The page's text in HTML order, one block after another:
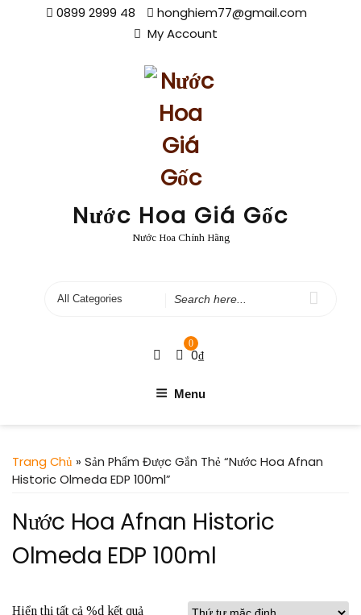
0899 2999 48
honghiem77@gmail.com
My Account
Nước Hoa Giá Gốc
Nước Hoa Chính Hãng
Search
0
0₫
Menu
Trang Chủ » Sản Phẩm Được Gắn Thẻ “Nước Hoa Afnan
Historic Olmeda EDP 100ml”
Nước Hoa Afnan Historic
Olmeda EDP 100ml
Hiển thị tất cả %d kết quả